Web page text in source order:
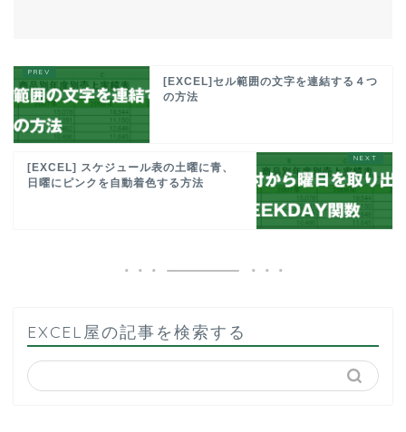
[EXCEL]セル範囲の文字を連結する４つ
の方法
[EXCEL] スケジュール表の土曜に青、
日曜にピンクを自動着色する方法
EXCEL屋の記事を検索する